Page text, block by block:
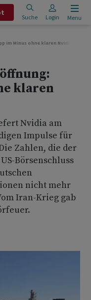
Suche Login Menu
im Minus ohne klaren Nvidia-Impuls
klaren
Nvidia am
Impulse für
Zahlen, die der
Börsenschluss
nicht mehr
Iran-Krieg gab